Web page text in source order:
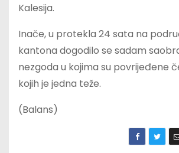
Kalesija.
Inače, u protekla 24 sata na
kantona dogodilo se sadam
nezgoda u kojima su povrijeđene
kojih je jedna teže.
(Balans)